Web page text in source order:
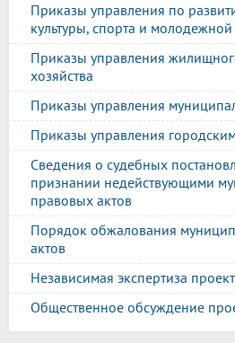
Приказы управления по
культуры, спорта и
Приказы управления
хозяйства
Приказы управления
Приказы управления
Сведения о судебных
признании недействующими
правовых актов
Порядок обжалования
актов
Независимая экспертиза
Общественное обсуждение